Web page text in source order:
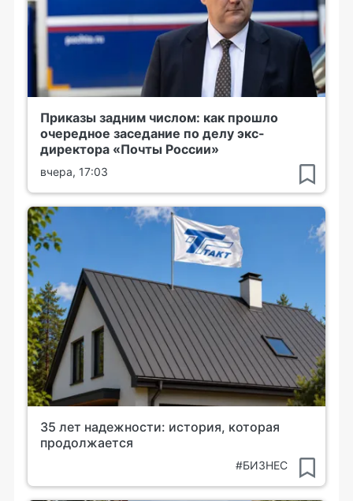
Приказы задним числом: как прошло
очередное заседание по делу экс-
директора «Почты России»
вчера, 17:03
35 лет надежности: история, которая
продолжается
#БИЗНЕС